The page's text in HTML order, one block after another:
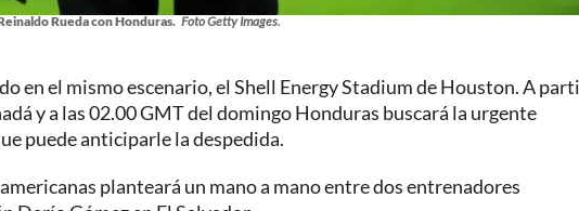
Rueda con Honduras. Foto Getty Images.
en el mismo escenario, el Shell Energy Stadium de Houston. A
y a las 02.00 GMT del domingo Honduras buscará la urgente
puede anticiparle la despedida.
planteará un mano a mano entre dos entrenadores